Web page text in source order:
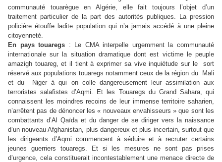
communauté touarègue en Algérie, elle fait toujours l’objet d’un
traitement particulier de la part des autorités publiques. La pression
policière étouffe ladite population qui n’a jamais accédé à une pleine
citoyenneté.
En pays touaregs : Le CMA interpelle urgemment la communauté
internationale sur la situation dramatique dont est victime le peuple
amazigh touareg, et il tient à exprimer sa vive inquiétude sur le sort
réservé aux populations touaregs notamment ceux de la région du Mali
et du Niger à qui on colle dangereusement leur assimilation aux
terroristes salafistes d’Aqmi. Et les Touaregs du Grand Sahara, qui
connaissent les moindres recoins de leur immense territoire saharien,
n’arrêtent pas de dénoncer les « nouveaux envahisseurs » que sont les
combattants d’Al Qaïda et du danger de se diriger vers la naissance
d’un nouveau Afghanistan, plus dangereux et plus incertain, surtout que
les dirigeants d’Aqmi commencent à séduire et à recruter certains
jeunes guerriers touaregs. Et si les mesures ne sont pas prises
d’urgence, cela constituerait incontestablement une menace directe de